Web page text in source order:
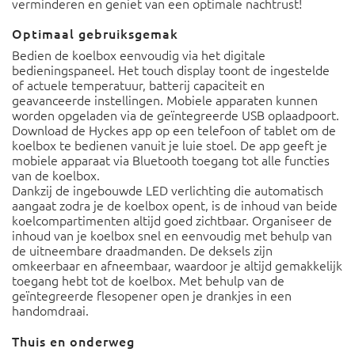
Optimaal gebruiksgemak
Bedien de koelbox eenvoudig via het digitale
bedieningspaneel. Het touch display toont de ingestelde
of actuele temperatuur, batterij capaciteit en
geavanceerde instellingen. Mobiele apparaten kunnen
worden opgeladen via de geïntegreerde USB oplaadpoort.
Download de Hyckes app op een telefoon of tablet om de
koelbox te bedienen vanuit je luie stoel. De app geeft je
mobiele apparaat via Bluetooth toegang tot alle functies
van de koelbox.
Dankzij de ingebouwde LED verlichting die automatisch
aangaat zodra je de koelbox opent, is de inhoud van beide
koelcompartimenten altijd goed zichtbaar. Organiseer de
inhoud van je koelbox snel en eenvoudig met behulp van
de uitneembare draadmanden. De deksels zijn
omkeerbaar en afneembaar, waardoor je altijd gemakkelijk
toegang hebt tot de koelbox. Met behulp van de
geïntegreerde flesopener open je drankjes in een
handomdraai.
Thuis en onderweg